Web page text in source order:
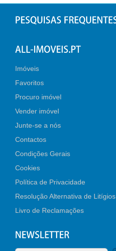
Imóveis
Favoritos
Procuro imóvel
Vender imóvel
Junte-se a nós
Contactos
Condições Gerais
Cookies
Política de Privacidade
Resolução Alternativa de Litígios
Livro de Reclamações